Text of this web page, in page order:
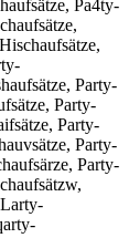
Pa4ty-
Party-
Party-
Party-
Party-
Party-